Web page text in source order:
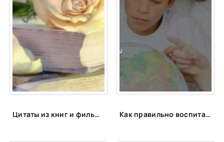
Цитаты из книг и фильмов, которые помогут не сдаться в трудную минуту или после неудачи Как правильно воспитать ребенка?